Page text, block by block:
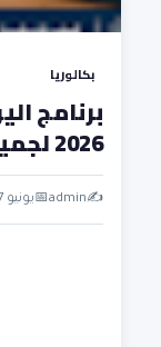
بكالوريا
برنامج
2026 لجميع الشعب في الجزائر
✍️
admin
📅يونيو 7, 2026